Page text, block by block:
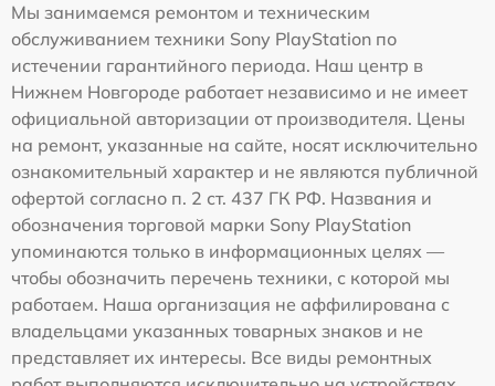
Мы занимаемся ремонтом и техническим
обслуживанием техники Sony PlayStation по
истечении гарантийного периода. Наш центр в
Нижнем Новгороде работает независимо и не имеет
официальной авторизации от производителя. Цены
на ремонт, указанные на сайте, носят исключительно
ознакомительный характер и не являются публичной
офертой согласно п. 2 ст. 437 ГК РФ. Названия и
обозначения торговой марки Sony PlayStation
упоминаются только в информационных целях —
чтобы обозначить перечень техники, с которой мы
работаем. Наша организация не аффилирована с
владельцами указанных товарных знаков и не
представляет их интересы. Все виды ремонтных